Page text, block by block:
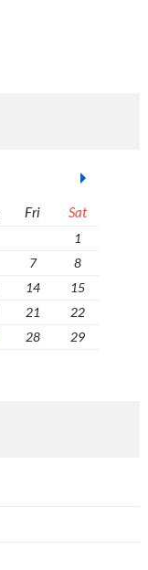
Fri Sat
1
7
8
14
15
21
22
28
29